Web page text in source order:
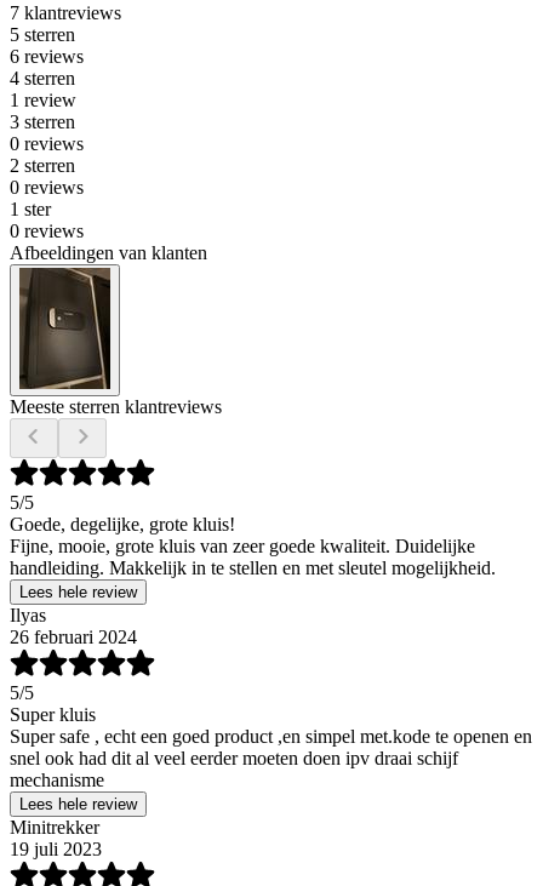
7 klantreviews
5 sterren
6 reviews
4 sterren
1 review
3 sterren
0 reviews
2 sterren
0 reviews
1 ster
0 reviews
Afbeeldingen van klanten
Meeste sterren klantreviews
5/5
Goede, degelijke, grote kluis!
Fijne, mooie, grote kluis van zeer goede kwaliteit. Duidelijke
handleiding. Makkelijk in te stellen en met sleutel mogelijkheid.
Lees hele review
Ilyas
26 februari 2024
5/5
Super kluis
Super safe , echt een goed product ,en simpel met.kode te openen en
snel ook had dit al veel eerder moeten doen ipv draai schijf
mechanisme
Lees hele review
Minitrekker
19 juli 2023